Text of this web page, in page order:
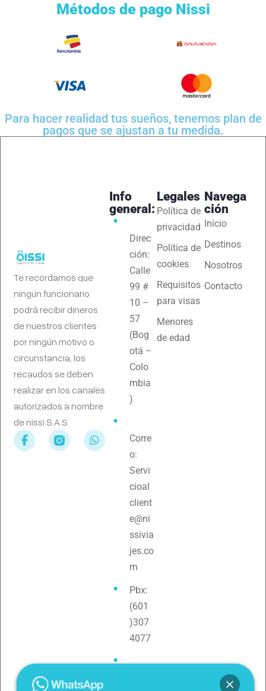
Métodos de pago Nissi
Para hacer realidad tus sueños, tenemos plan de
pagos que se ajustan a tu medida.
Te recordamos que
ningún funcionario
podrá recibir dineros
de nuestros clientes
por ningún motivo o
circunstancia, los
recaudos se deben
realizar en los canales
autorizados a nombre
de nissi S.A.S
Navega
ción
Inicio
Destinos
Nosotros
Contacto
Legales
Política de
privacidad
Política de
cookies
Requisitos
para visas
Menores
de edad
Info
general:
Direc
ción:
Calle
99 #
10 –
57
(Bog
otá –
Colo
mbia
)
Corre
o:
Servi
cioal
client
e@ni
ssivia
jes.co
m
Pbx:
(601
)307
4077